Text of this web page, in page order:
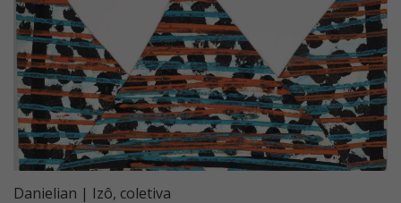
Danielian | Izô, coletiva